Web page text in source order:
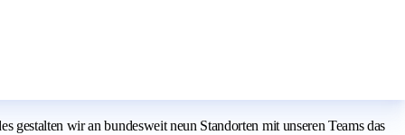
wir an bundesweit neun Standorten mit unseren Teams das